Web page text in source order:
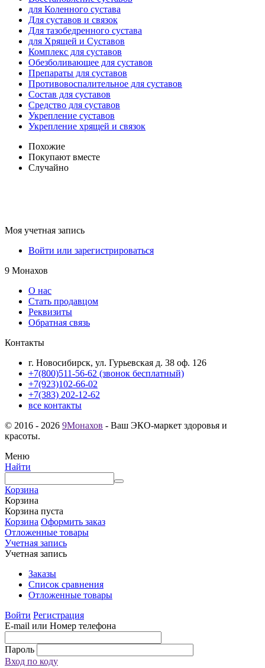
для Коленного сустава
Для суставов и связок
Для тазобедренного сустава
для Хрящей и Суставов
Комплекс для суставов
Обезболивающее для суставов
Препараты для суставов
Противовоспалительное для суставов
Состав для суставов
Средство для суставов
Укрепление суставов
Укрепление хрящей и связок
Похожие
Покупают вместе
Случайно
Моя учетная запись
Войти или зарегистрироваться
9 Монахов
О нас
Стать продавцом
Реквизиты
Обратная связь
Контакты
г. Новосибирск, ул. Гурьевская д. 38 оф. 126
+7(800)511-56-62 (звонок бесплатный)
+7(923)102-66-02
+7(383) 202-12-62
все контакты
© 2016 - 2026 9Монахов - Ваш ЭКО-маркет здоровья и
красоты.
Меню
Найти
Корзина
Корзина
Корзина пуста
Корзина Оформить заказ
Отложенные товары
Учетная запись
Учетная запись
Заказы
Список сравнения
Отложенные товары
Войти Регистрация
E-mail или Номер телефона
Пароль
Вход по коду